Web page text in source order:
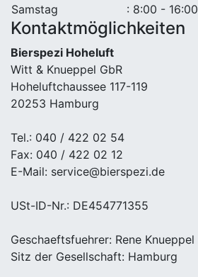
Samstag
: 8:00 - 16:00
Kontaktmöglichkeiten
Bierspezi Hoheluft
Witt & Knueppel GbR
Hoheluftchaussee 117-119
20253 Hamburg
Tel.: 040 / 422 02 54
Fax: 040 / 422 02 12
E-Mail: service@bierspezi.de
USt-ID-Nr.: DE454771355
Geschaeftsfuehrer: Rene Knueppel
Sitz der Gesellschaft: Hamburg